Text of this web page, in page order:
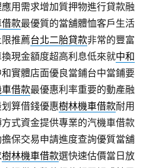
用需求增加質押物進行貸款融
款最優質的當舖體恤客戶生活
推薦台北二胎貸款非常的豐富
現金額度超高利息低來就中和
實體店面優良當鋪台中當鋪要
借款最優惠利率重要的動產融
算借錢優惠樹林機車借款耐用
式資金提供專業的汽機車借款
保交易申請進度查詢優質當舖
樹林機車借款選快速估價當日放